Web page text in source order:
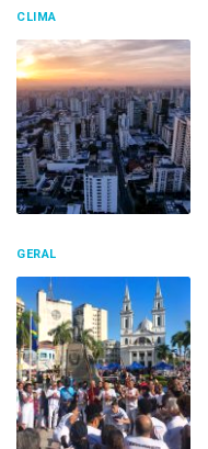
CLIMA
GERAL